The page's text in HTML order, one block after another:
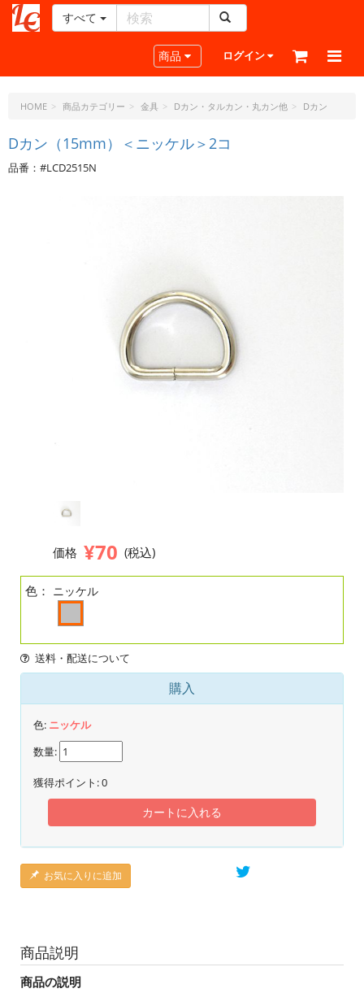
ー
ラ
ト・
ド
ッ
すべて
Toggle navigation
商品 ログイン
HOME 商品カテゴリー 金具 Dカン・タルカン・丸カン他 Dカン
Dカン（15mm）＜ニッケル＞2コ
品番：#LCD2515N
価格 ¥70 (税込)
色： ニッケル
送料・配送について
購入
色: ニッケル
数量:
獲得ポイント:0
カートに入れる
お気に入りに追加
商品説明
商品の説明